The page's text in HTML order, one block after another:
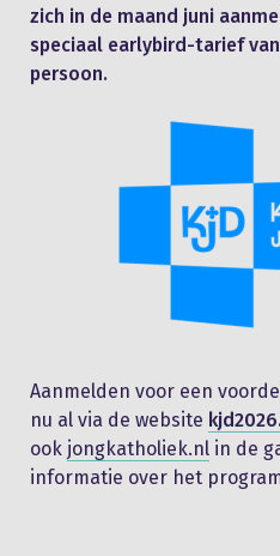
zich in de maand juni
speciaal earlybird-tarief
persoon.
Aanmelden voor een
nu al via de website
ook jongkatholiek.nl in de
informatie over het